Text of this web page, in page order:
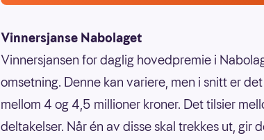
Vinnersjanse Nabolaget
Vinnersjansen for daglig hovedpremie i
omsetning. Denne kan variere, men i snitt er
mellom 4 og 4,5 millioner kroner. Det tilsier
deltakelser. Når én av disse skal trekkes ut, gir